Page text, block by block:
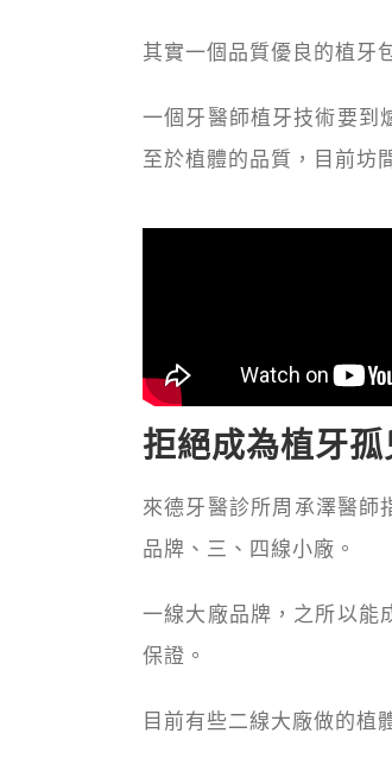
其實一個品質優良的植牙
一個牙醫師植牙技術要到
至於植體的品質，目前坊
拒絕成為植牙
來德牙醫診所周承澤醫師
品牌、三、四線小廠。
一線大廠品牌，之所以能
保證。
目前有些二線大廠做的植